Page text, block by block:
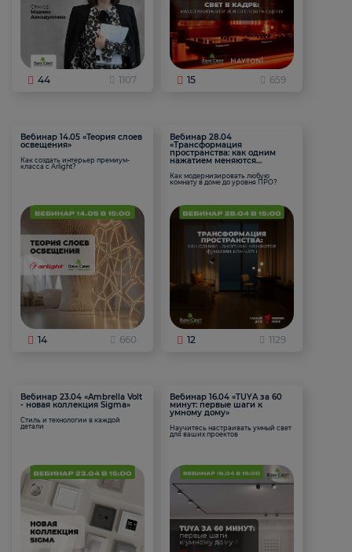
44 1107 15 659
Вебинар 14.05 «Теория слоев
освещения»
Как создать интерьер премиум-
класса с Arlight?
14 660
Вебинар 28.04
«Трансформация
пространства: как одним
нажатием меняются
Как модернизировать любую
комнату в доме до уровня ПРО?
12 1129
Вебинар 23.04 «Ambrella Volt
- новая коллекция Sigma»
Стиль и технологии в каждой
детали
Вебинар 16.04 «TUYA за 60
минут: первые шаги к
умному дому»
Научитесь настраивать умный свет
для ваших проектов